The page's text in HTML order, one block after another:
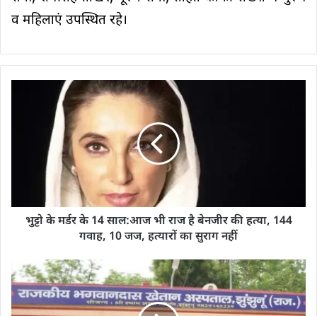
व महिलाएं उपस्थित रहे।
भुट्टो के मर्डर के 14 साल:आज भी राज है बेनजीर की हत्या, 144
गवाह, 10 जज, हत्यारों का सुराग नहीं